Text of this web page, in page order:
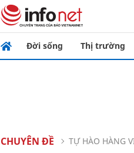
Đời sống Thị trường
CHUYÊN ĐỀ TỰ HÀO HÀNG